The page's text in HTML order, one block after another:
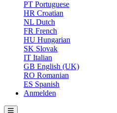
PT Portuguese
HR Croatian
NL Dutch
FR French
HU Hungarian
SK Slovak
IT Italian
GB English (UK)
RO Romanian
ES Spanish
Anmelden